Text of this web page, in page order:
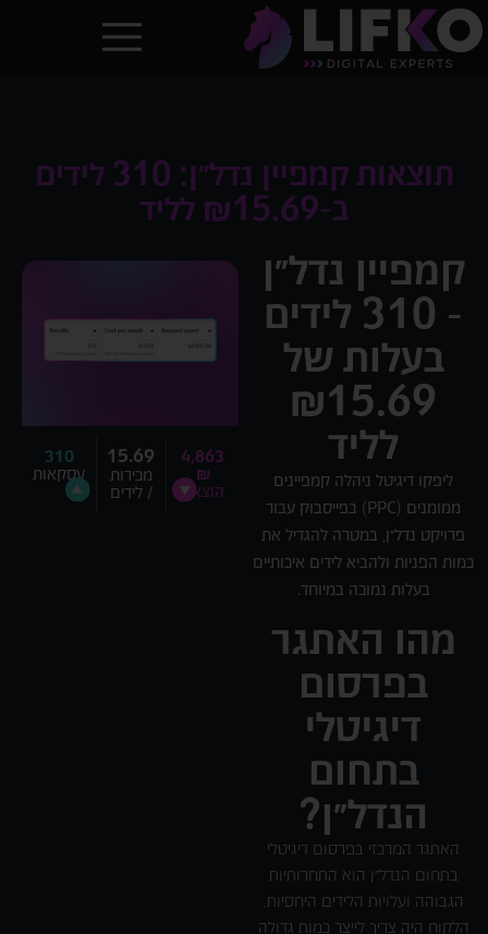
תוצאות קמפיין נדל״ן: 310 לידים
ב-₪15.69 לליד
קמפיין נדל״ן
- 310 לידים
בעלות של
₪15.69
לליד
ליפקו דיגיטל ניהלה קמפיינים
ממומנים (PPC) בפייסבוק עבור
פרויקט נדל״ן, במטרה להגדיל את
כמות הפניות ולהביא לידים איכותיים
בעלות נמוכה במיוחד.
מהו האתגר
בפרסום
דיגיטלי
בתחום
הנדל״ן?
האתגר המרכזי בפרסום דיגיטלי
בתחום הנדל״ן הוא התחרותיות
הגבוהה ועלויות הלידים היחסיות.
הלקוח היה צריך לייצר כמות גדולה
4,863
₪
הוצאה
15.69
מכירות
/ לידים
310
עסקאות